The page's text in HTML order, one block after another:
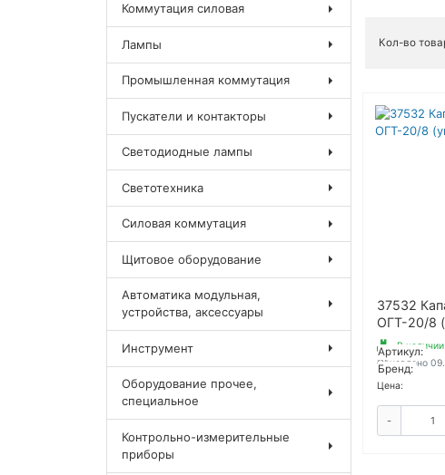
Кол-во
37532
ОГТ-20/8
Артикул:
Бренд:
В
Обновлено
Цена:
-
Коммутация силовая
Лампы
Промышленная коммутация
Пускатели и контакторы
Светодиодные лампы
Светотехника
Силовая коммутация
Щитовое оборудование
Автоматика модульная,
устройства, аксессуары
Инструмент
Оборудование прочее,
специальное
Контрольно-измерительные
приборы